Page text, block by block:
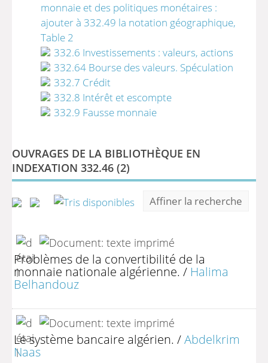
monnaie et des politiques monétaires :
ajouter à 332.49 la notation géographique,
Table 2
332.6 Investissements : valeurs, actions
332.64 Bourse des valeurs. Spéculation
332.7 Crédit
332.8 Intérêt et escompte
332.9 Fausse monnaie
OUVRAGES DE LA BIBLIOTHÈQUE EN
INDEXATION 332.46 (2)
Affiner la recherche
Problèmes de la convertibilité de la
monnaie nationale algérienne. / Halima
Belhandouz
Le système bancaire algérien. /Abdelkrim
Naas